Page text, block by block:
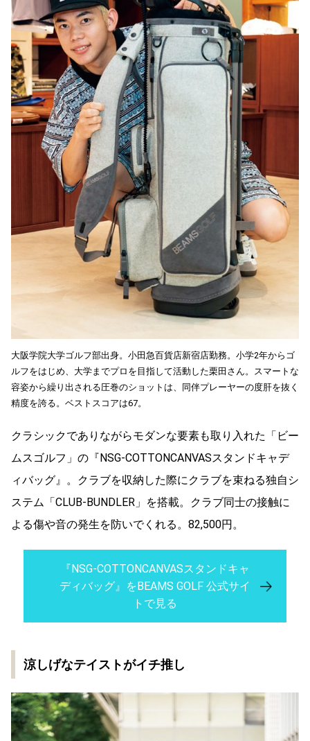
大阪学院大学ゴルフ部出身。小田急百貨店新宿店勤務。小学2年からゴ
ルフをはじめ、大学までプロを目指して活動した栗田さん。スマートな
容姿から繰り出される圧巻のショットは、同伴プレーヤーの度肝を抜く
精度を誇る。ベストスコアは67。
クラシックでありながらモダンな要素も取り入れた「ビー
ムスゴルフ」の『NSG-COTTONCANVASスタンドキャデ
ィバッグ』。クラブを収納した際にクラブを束ねる独自シ
ステム「CLUB-BUNDLER」を搭載。クラブ同士の接触に
よる傷や音の発生を防いでくれる。82,500円。
『NSG-COTTONCANVASスタンドキャ
ディバッグ』をBEAMS GOLF 公式サイ
トで見る
涼しげなテイストがイチ推し